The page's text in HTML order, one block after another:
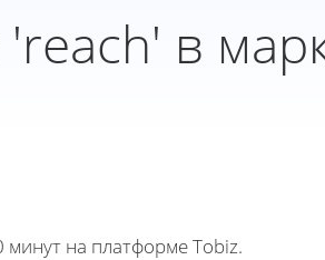
в
минут на платформе Tobiz.